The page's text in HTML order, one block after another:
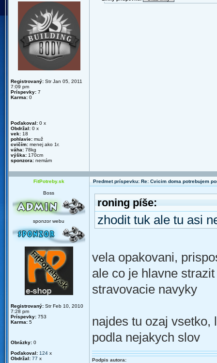
Registrovaný: Str Jan 05, 2011
7:09 pm
Príspevky: 7
Karma: 0
Poďakoval: 0 x
Obdržal: 0 x
vek: 18
pohlavie: muž
cvičím: menej ako 1r.
váha: 78kg
výška: 170cm
sponzora: nemám
FitPotreby.sk Predmet príspevku: Re: Cvicim doma potrebujem
Boss
sponzor webu
Registrovaný: Str Feb 10, 2010
7:28 pm
Príspevky: 753
Karma: 5
Obrázky: 0
Poďakoval: 124 x
Obdržal: 77 x
roning píše:
zhodit tuk ale tu asi
vela opakovani,
ale co je hlavne
stravovacie navyky
najdes tu ozaj vsetko,
podla nejakych slov
Podpis autora: